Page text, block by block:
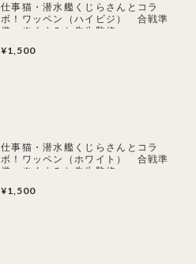
仕事猫・潜水艦くじらさんとコラ
ボ！ワッペン（ハイビジ） 合戦準
備 ※くまみね先生監修
¥1,500
仕事猫・潜水艦くじらさんとコラ
ボ！ワッペン（ホワイト） 合戦準
備 ※くまみね先生監修
¥1,500